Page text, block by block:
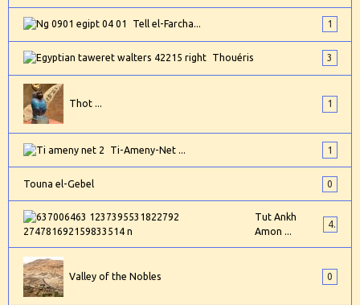
Tell el-Farcha... 1
Thouéris 3
Thot ... 1
Ti-Ameny-Net ... 1
Touna el-Gebel 0
Tut Ankh
Amon ...
4
Valley of the Nobles 0